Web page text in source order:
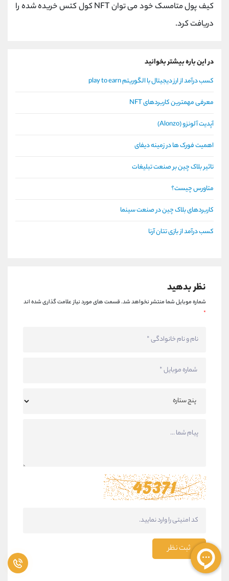
کیف پول متامسک خود می توان NFT کول کتس خریده ‌شده را
دریافت کرد.
در این باره بیشتر بخوانید
کسب درآمد از ارز دیجیتال با الگوریتم play to earn
معرفی مهمترین کاربردهای NFT
آپدیت آلونزو (Alonzo)
اهمیت فورک ها در زمینه دیفای
تاثیر بلاک چین بر صنعت تبلیغات
متاورس چیست؟
کاربردهای بلاک چین در صنعت سینما
کسب درآمد از بازی تتان آرنا
نظر بدهید
شماره موبایل شما منتشر نخواهد شد.قسمت های مورد نیاز علامت گذاری شده اند
*
ثبت نظر